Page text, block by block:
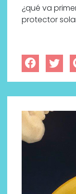
¿qué va
protector